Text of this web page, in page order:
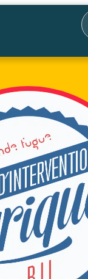
NOS
NOUS